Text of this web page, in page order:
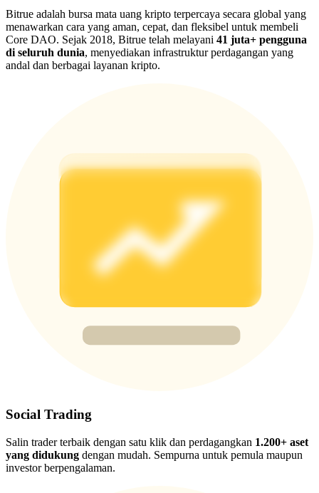
BTC Welcome Rewards
Share 500000 CASHCAT prize pool
Exclusive for BitMart Users
Register & Trade to Win 500,000 USDT
Precious Metals Trading Carnival
Trade Gold & Silver · 33,333 USDT Bonus
USDT Flexible Staking | Daily Rewards
Bitrue adalah bursa mata uang kripto terpercaya secara global yang
menawarkan cara yang aman, cepat, dan fleksibel untuk membeli
Core DAO. Sejak 2018, Bitrue telah melayani 41 juta+ pengguna
di seluruh dunia, menyediakan infrastruktur perdagangan yang
andal dan berbagai layanan kripto.
Social Trading
Salin trader terbaik dengan satu klik dan perdagangkan 1.200+ aset
yang didukung dengan mudah. Sempurna untuk pemula maupun
investor berpengalaman.